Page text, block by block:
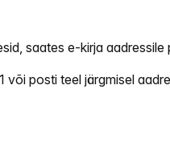
saates e-kirja aadressile
või posti teel järgmisel